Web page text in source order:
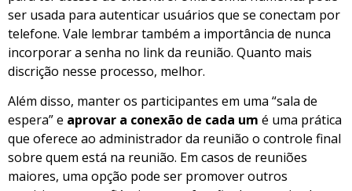
ser usada para autenticar usuários que se conectam por
telefone. Vale lembrar também a importância de nunca
incorporar a senha no link da reunião. Quanto mais
discrição nesse processo, melhor.
Além disso, manter os participantes em uma “sala de
espera” e aprovar a conexão de cada um é uma prática
que oferece ao administrador da reunião o controle final
sobre quem está na reunião. Em casos de reuniões
maiores, uma opção pode ser promover outros